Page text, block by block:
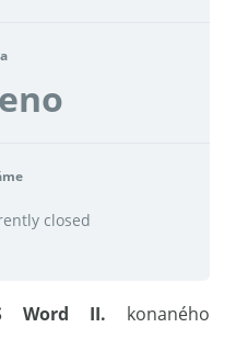
closed
Word II. konaného